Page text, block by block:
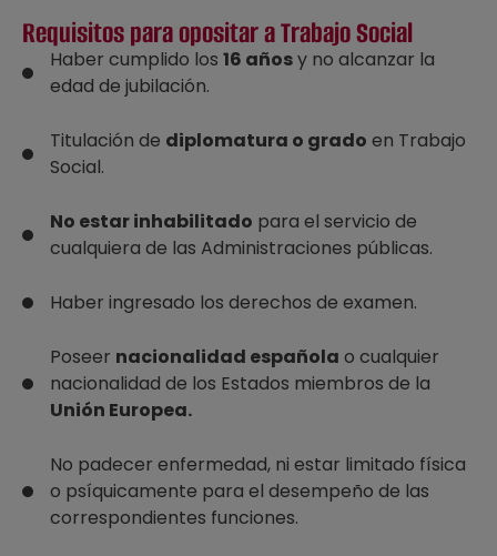
Requisitos para opositar a Trabajo Social
Haber cumplido los 16 añosy no alcanzar la
edad de jubilación.
Titulación de diplomatura o grado en Trabajo
Social.
No estar inhabilitado para el servicio de
cualquiera de las Administraciones públicas.
Haber ingresado los derechos de examen.
Poseer nacionalidad española o cualquier
nacionalidad de los Estados miembros de la
Unión Europea.
No padecer enfermedad, ni estar limitado física
o psíquicamente para el desempeño de las
correspondientes funciones.